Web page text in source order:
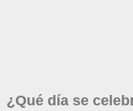
¿Qué día se